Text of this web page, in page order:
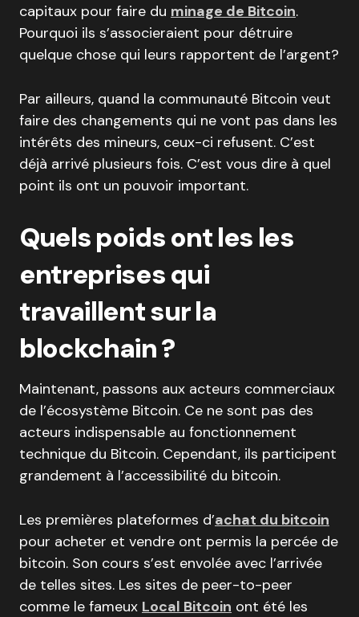
capitaux pour faire du minage de Bitcoin.
Pourquoi ils s’associeraient pour détruire
quelque chose qui leurs rapportent de l’argent?
Par ailleurs, quand la communauté Bitcoin veut
faire des changements qui ne vont pas dans les
intérêts des mineurs, ceux-ci refusent. C’est
déjà arrivé plusieurs fois. C’est vous dire à quel
point ils ont un pouvoir important.
Quels poids ont les les
entreprises qui
travaillent sur la
blockchain ?
Maintenant, passons aux acteurs commerciaux
de l’écosystème Bitcoin. Ce ne sont pas des
acteurs indispensable au fonctionnement
technique du Bitcoin. Cependant, ils participent
grandement à l’accessibilité du bitcoin.
Les premières plateformes d’achat du bitcoin
pour acheter et vendre ont permis la percée de
bitcoin. Son cours s’est envolée avec l’arrivée
de telles sites. Les sites de peer-to-peer
comme le fameux Local Bitcoin ont été les